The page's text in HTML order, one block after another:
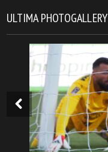
ULTIMA PHOTOGALLERY